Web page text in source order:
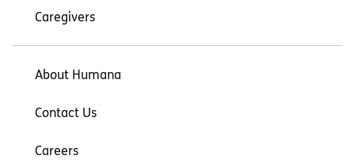
Caregivers
About Humana
Contact Us
Careers